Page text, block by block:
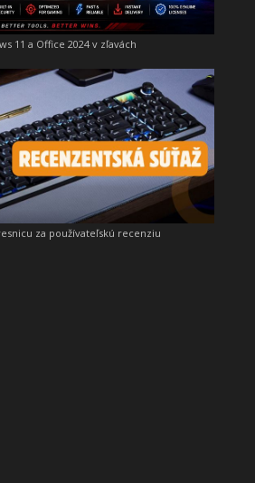
11 a Office 2024 v zľavách
za používateľskú recenziu